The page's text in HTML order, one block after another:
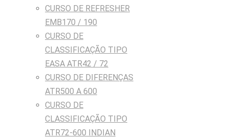
CURSO DE REFRESHER
EMB170 / 190
CURSO DE
CLASSIFICAÇÃO TIPO
EASA ATR42 / 72
CURSO DE DIFERENÇAS
ATR500 A 600
CURSO DE
CLASSIFICAÇÃO TIPO
ATR72-600 INDIAN